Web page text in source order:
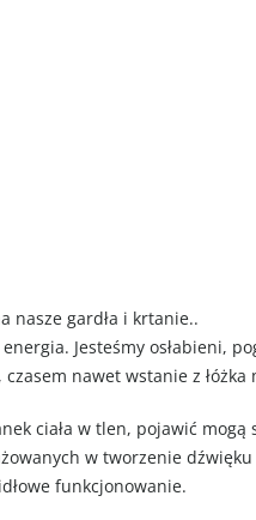
nasze gardła i krtanie..
Jesteśmy osłabieni,
nawet wstanie z
ciała w tlen, pojawić mogą
w tworzenie
funkcjonowanie.